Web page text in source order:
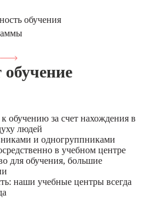
обучения
обучению за счет нахождения в
людей
и одногруппниками
в учебном центре
для обучения, большие
наши учебные центры всегда